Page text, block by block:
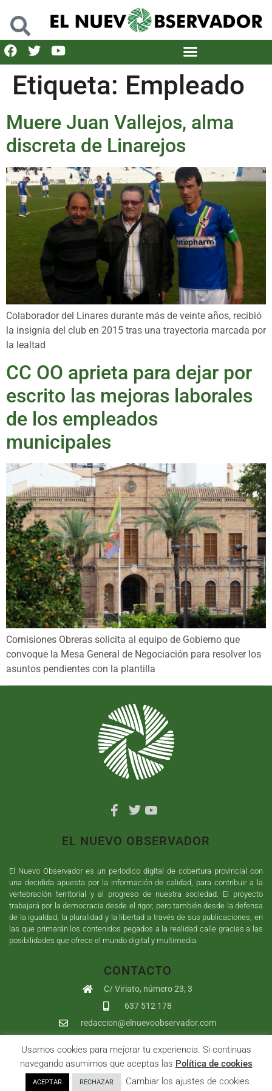
Etiqueta: Empleado
Muere Juan Vallejos, alma
discreta de Linarejos
Colaborador del Linares durante más de veinte años, recibió
la insignia del club en 2015 tras una trayectoria marcada por
la lealtad
CC OO aprieta para dejar por
escrito las mejoras laborales
de los empleados
municipales
Comisiones Obreras solicita al equipo de Gobierno que
convoque la Mesa General de Negociación para resolver los
asuntos pendientes con la plantilla
EL NUEVO OBSERVADOR
El Nuevo Observador es un periodico digital de cobertura provincial con
una decidida apuesta por la información de calidad, para contribuir a la
vertebración territorial y al progreso de nuestra sociedad. El proyecto
trabajará por la democracia desde el rigor, pero también desde la defensa
de la igualdad, la pluralidad y la libertad a través de sus publicaciones, en
las que primarán los contenidos pegados a la realidad calle gracias a las
posibilidades que ofrece el mundo digital y multimedia.
CONTACTO
C/ Viriato, número 23, 3
637 512 178
redaccion@elnuevoobservador.com
Copyright ©2026 El Nuevo Observador | Sumurdigital Diseño web
yDesarrollo| All Rights Reserved |
Privacidad|Política de cookies|User
Usamos cookies para mejorar tu experiencia. Si continuas
navegando asumimos que aceptas las Política de cookies
ACEPTAR RECHAZAR . Cambiar los ajustes de cookies